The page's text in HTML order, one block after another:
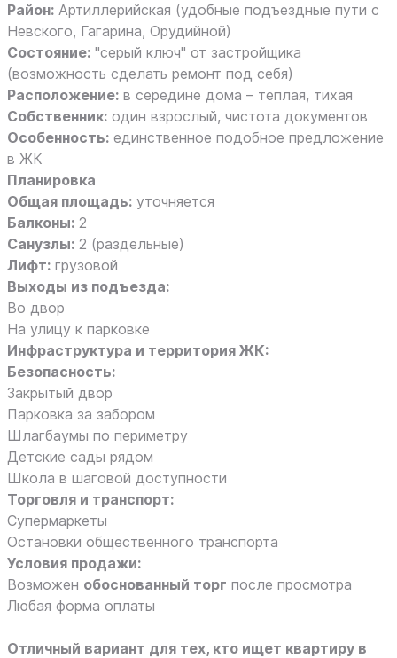
Район: Артиллерийская (удобные подъездные пути с
Невского, Гагарина, Орудийной)
Состояние: "серый ключ" от застройщика
(возможность сделать ремонт под себя)
Расположение: в середине дома – теплая, тихая
Собственник: один взрослый, чистота документов
Особенность: единственное подобное предложение
в ЖК
Планировка
Общая площадь: уточняется
Балконы: 2
Санузлы: 2 (раздельные)
Лифт: грузовой
Выходы из подъезда:
Во двор
На улицу к парковке
Инфраструктура и территория ЖК:
Безопасность:
Закрытый двор
Парковка за забором
Шлагбаумы по периметру
Детские сады рядом
Школа в шаговой доступности
Торговля и транспорт:
Супермаркеты
Остановки общественного транспорта
Условия продажи:
Возможен обоснованный торг после просмотра
Любая форма оплаты
Отличный вариант для тех, кто ищет квартиру в